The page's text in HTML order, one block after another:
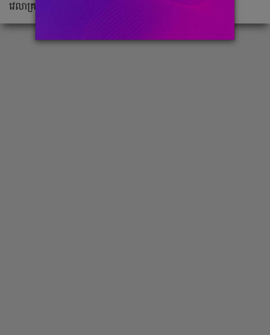
វេលាគ្រប់គ្រាន់ ព្រោះមានភារកិច្ចផ្ទាល់ខ្លួនត្រូវបំពេញ។